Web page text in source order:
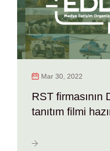
Mar 30, 2022
RST firmasının
tanıtım filmi